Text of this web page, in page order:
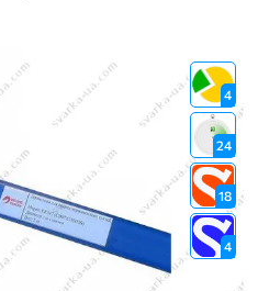
4
24
18
4